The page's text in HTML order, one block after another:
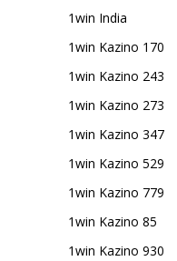
1win India
1win Kazino 170
1win Kazino 243
1win Kazino 273
1win Kazino 347
1win Kazino 529
1win Kazino 779
1win Kazino 85
1win Kazino 930